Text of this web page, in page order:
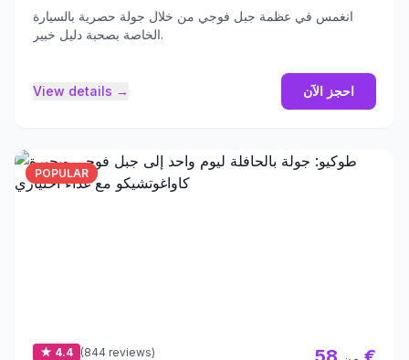
انغمس في عظمة جبل فوجي من خلال جولة حصرية بالسيارة
الخاصة بصحبة دليل خبير.
View details → احجز الآن
POPULAR
★ 4.4 (844 reviews)